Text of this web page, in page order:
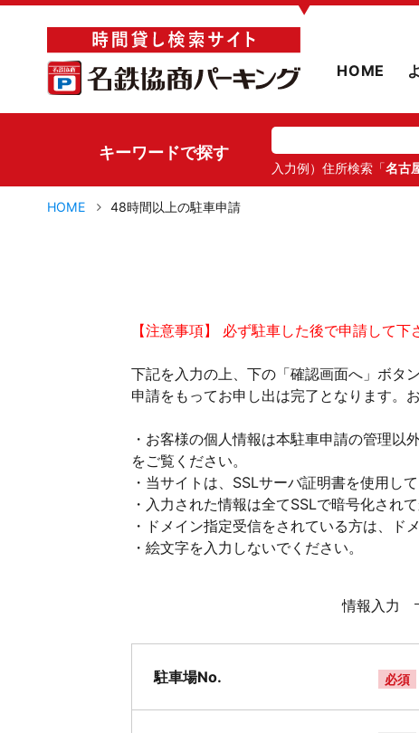
▼
HOME
キーワードで探す
入力例）住所検索「名古
HOME 48時間以上の駐車申請
【注意事項】 必ず駐車した後で申請して
下記を入力の上、下の「確認画面へ」ボタ
申請をもってお申し出は完了となります。
・お客様の個人情報は本駐車申請の管理以
をご覧ください。
・当サイトは、SSLサーバ証明書を使用し
・入力された情報は全てSSLで暗号化され
・ドメイン指定受信をされている方は、ド
・絵文字を入力しないでください。
情報入力
駐車場No. 必須